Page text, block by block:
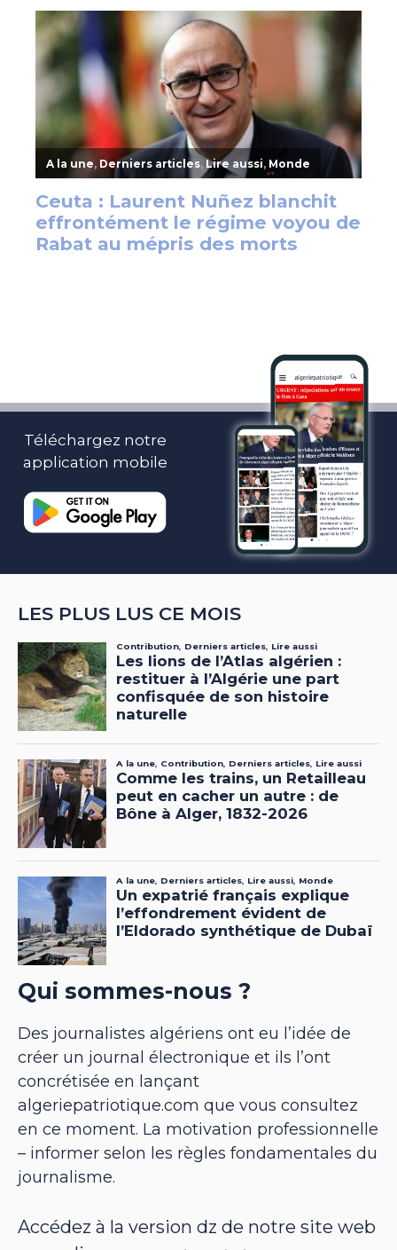
Téléchargez notre
application mobile
LES PLUS LUS CE MOIS
Qui sommes-nous ?
Des journalistes algériens ont eu l’idée de
créer un journal électronique et ils l’ont
concrétisée en lançant
algeriepatriotique.com que vous consultez
en ce moment. La motivation professionnelle
– informer selon les règles fondamentales du
journalisme.
Accédez à la version dz de notre site web